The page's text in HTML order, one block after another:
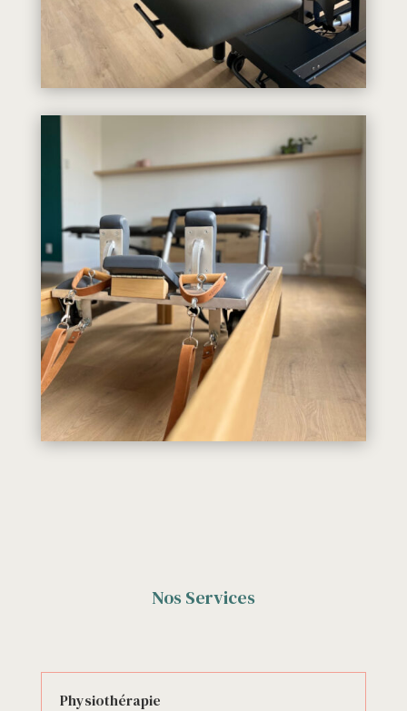
Nos Services
Physiothérapie